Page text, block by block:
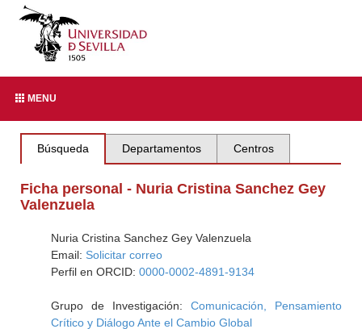
MENU
Búsqueda Departamentos Centros
Ficha personal - Nuria Cristina Sanchez Gey
Valenzuela
Nuria Cristina Sanchez Gey Valenzuela
Email: Solicitar correo
Perfil en ORCID: 0000-0002-4891-9134
Grupo de Investigación: Comunicación, Pensamiento
Crítico y Diálogo Ante el Cambio Global